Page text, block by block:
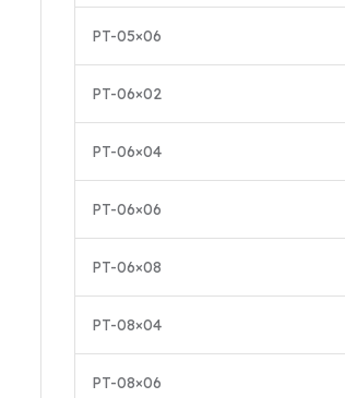
PT-05×06
PT-06×02
PT-06×04
PT-06×06
PT-06×08
PT-08×04
PT-08×06